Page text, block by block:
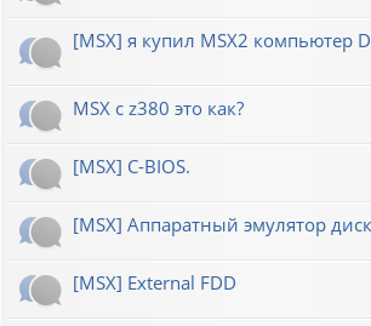
[MSX] я купил MSX2 компьютер
MSX с z380 это как?
[MSX] C-BIOS.
[MSX] Аппаратный эмулятор
[MSX] External FDD